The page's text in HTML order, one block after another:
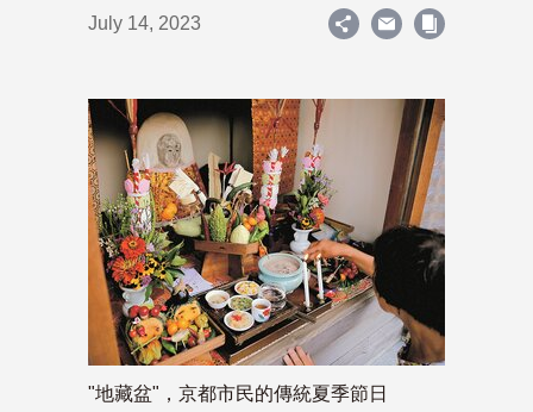
July 14, 2023
"地藏盆"，京都市民的傳統夏季節日